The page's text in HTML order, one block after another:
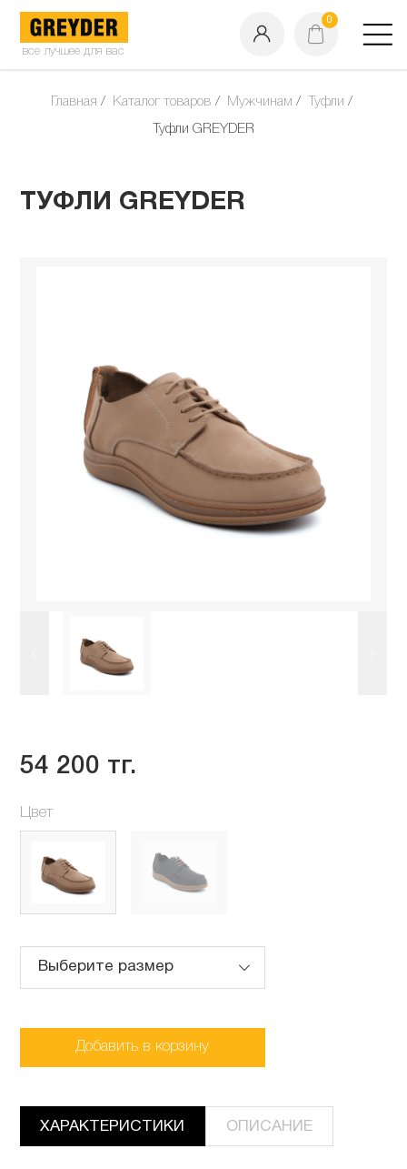
все лучшее для вас
0
Главная Каталог товаров Мужчинам Туфли
Туфли GREYDER
ТУФЛИ GREYDER
54 200 тг.
Цвет
Выберите размер
Добавить в корзину
ХАРАКТЕРИСТИКИ ОПИСАНИЕ